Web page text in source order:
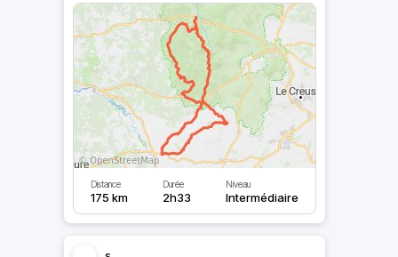
Distance
175 km
Durée
2h33
Niveau
Intermédiaire